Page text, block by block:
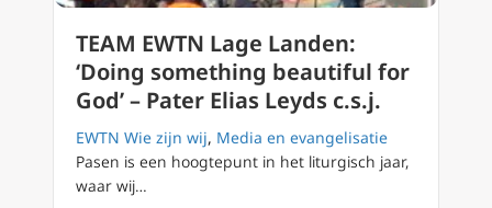
TEAM EWTN Lage Landen:
‘Doing something beautiful for
God’ – Pater Elias Leyds c.s.j.
EWTN Wie zijn wij, Media en evangelisatie
Pasen is een hoogtepunt in het liturgisch jaar,
waar wij…